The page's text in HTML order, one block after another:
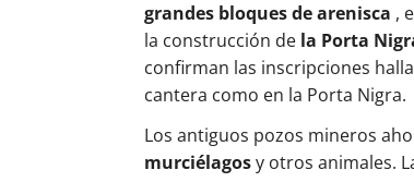
grandes bloques de arenisca ,
la construcción de la Porta
confirman las inscripciones
cantera como en la Porta Nigra.
Los antiguos pozos mineros
murciélagosy otros animales.